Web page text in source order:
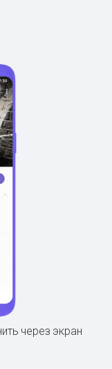
через экран